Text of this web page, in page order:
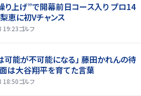
り上げ”で開幕前日コース入り プロ14
恵に初Vチャンス
19:23ゴルフ
可能が不可能になる」 藤田かれんの待
は大谷翔平を育てた言葉
18:50ゴルフ